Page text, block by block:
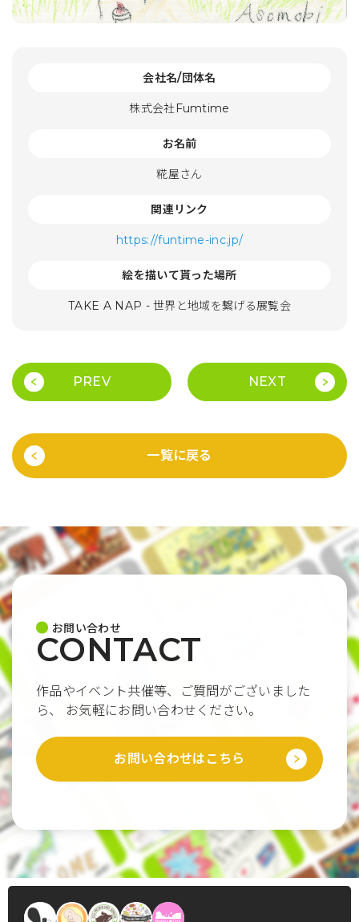
会社名/団体名
株式会社Fumtime
お名前
糀屋さん
関連リンク
https://funtime-inc.jp/
絵を描いて貰った場所
TAKE A NAP - 世界と地域を繋げる展覧会
PREV NEXT
一覧に戻る
お問い合わせ
CONTACT
作品やイベント共催等、ご質問がございました
ら、
お気軽にお問い合わせください。
お問い合わせはこちら